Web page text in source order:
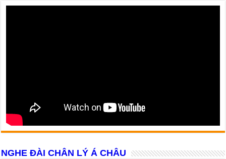
NGHE ĐÀI CHÂN LÝ Á CHÂU